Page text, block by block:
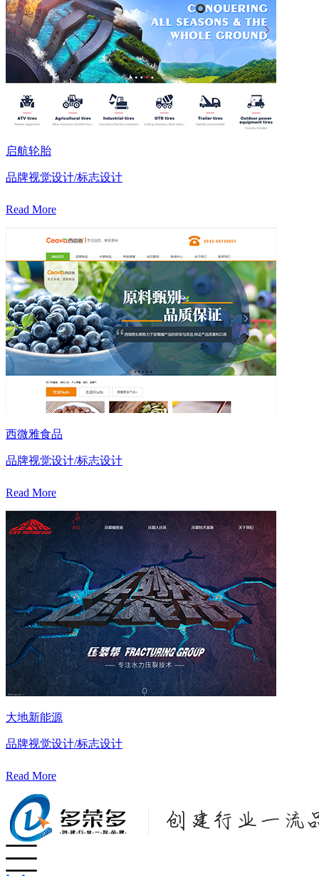
启航轮胎
品牌视觉设计/标志设计
Read More
西微雅食品
品牌视觉设计/标志设计
Read More
大地新能源
品牌视觉设计/标志设计
Read More